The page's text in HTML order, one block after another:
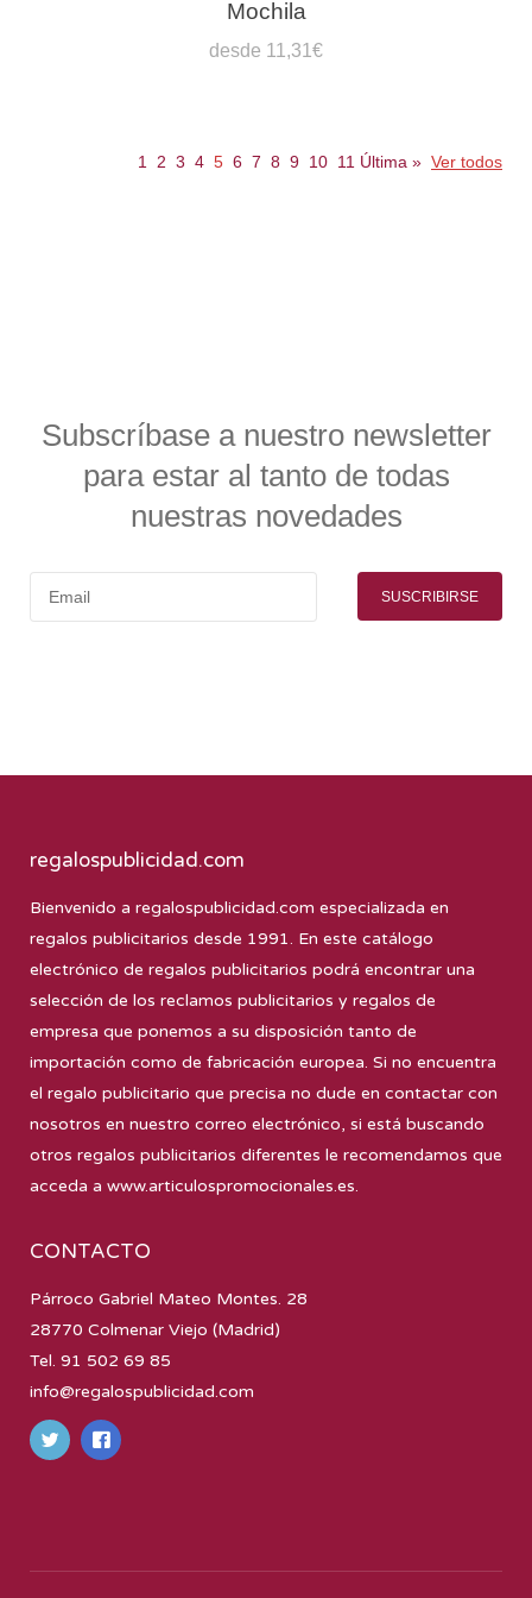
Mochila
desde 11,31€
1 2 3 4 5 6 7 8 9 10 11 Última » Ver todos
Subscríbase a nuestro newsletter
para estar al tanto de todas
nuestras novedades
SUSCRIBIRSE
regalospublicidad.com
Bienvenido a regalospublicidad.com especializada en
regalos publicitarios desde 1991. En este catálogo
electrónico de regalos publicitarios podrá encontrar una
selección de los reclamos publicitarios y regalos de
empresa que ponemos a su disposición tanto de
importación como de fabricación europea. Si no encuentra
el regalo publicitario que precisa no dude en contactar con
nosotros en nuestro correo electrónico, si está buscando
otros regalos publicitarios diferentes le recomendamos que
acceda a www.articulospromocionales.es.
CONTACTO
Párroco Gabriel Mateo Montes. 28
28770 Colmenar Viejo (Madrid)
Tel. 91 502 69 85
info@regalospublicidad.com